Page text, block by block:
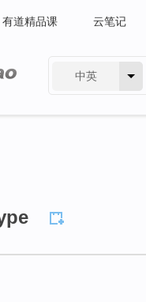
有道精品课 云笔记
中英